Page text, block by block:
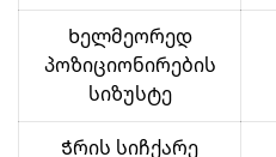
Ხელმეორედ
პოზიციონირების
სიზუსტე
Ჭრის სიჩქარე